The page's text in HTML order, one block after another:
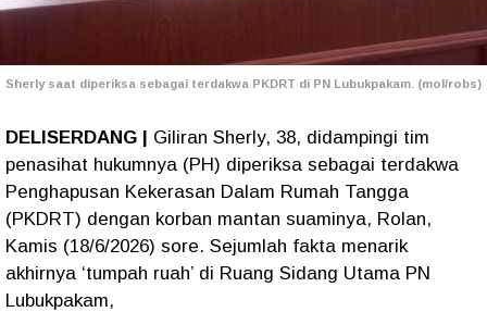
Sherly saat diperiksa sebagai terdakwa PKDRT di PN Lubukpakam. (mol/robs)
DELISERDANG | Giliran Sherly, 38, didampingi tim
penasihat hukumnya (PH) diperiksa sebagai terdakwa
Penghapusan Kekerasan Dalam Rumah Tangga
(PKDRT) dengan korban mantan suaminya, Rolan,
Kamis (18/6/2026) sore. Sejumlah fakta menarik
akhirnya ‘tumpah ruah’ di Ruang Sidang Utama PN
Lubukpakam,